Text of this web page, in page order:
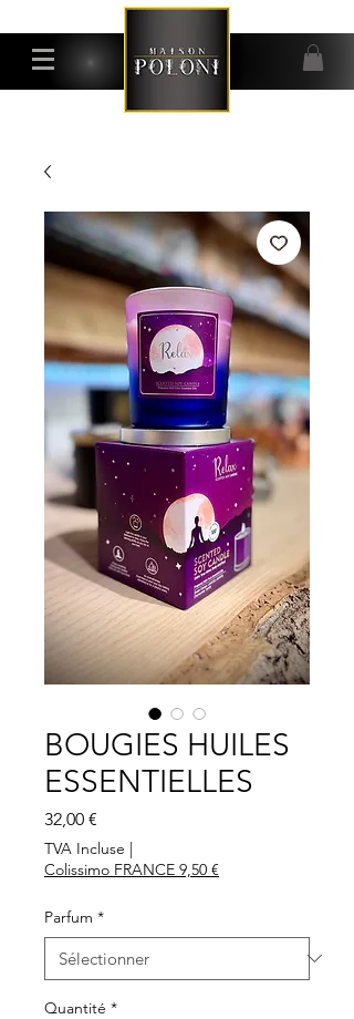
BOUGIES HUILES
ESSENTIELLES
32,00 €
TVA Incluse |
Colissimo FRANCE 9,50 €
Parfum *
Quantité *